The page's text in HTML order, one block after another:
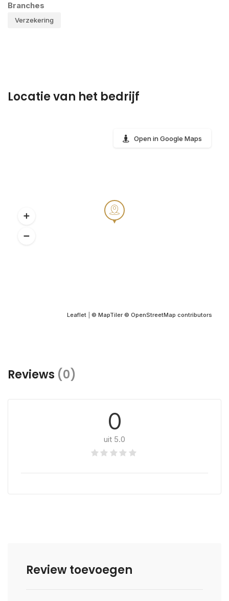
Branches
Verzekering
Locatie van het bedrijf
Leaflet © MapTiler © OpenStreetMap contributors
Open in Google Maps
Reviews (0)
0
uit 5.0
Review toevoegen